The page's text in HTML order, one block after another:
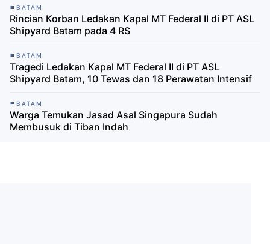
BATAM
Rincian Korban Ledakan Kapal MT Federal II di PT ASL
Shipyard Batam pada 4 RS
BATAM
Tragedi Ledakan Kapal MT Federal II di PT ASL
Shipyard Batam, 10 Tewas dan 18 Perawatan Intensif
BATAM
Warga Temukan Jasad Asal Singapura Sudah
Membusuk di Tiban Indah